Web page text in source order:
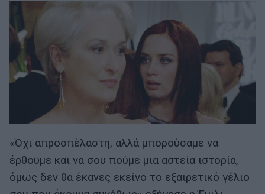
«Όχι απροσπέλαστη, αλλά μπορούσαμε να
έρθουμε και να σου πούμε μια αστεία ιστορία,
όμως δεν θα έκανες εκείνο το εξαιρετικό γέλιο